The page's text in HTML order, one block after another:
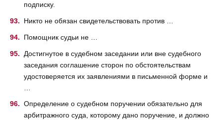
подписку.
Никто не обязан свидетельствовать против …
Помощник судьи не …
Достигнутое в судебном заседании или вне судебного
заседания соглашение сторон по обстоятельствам
удостоверяется их заявлениями в письменной форме и
Определение о судебном поручении обязательно для
арбитражного суда, которому дано поручение, и должно